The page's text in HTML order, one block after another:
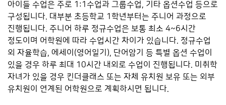
아이들 수업은 주로 1:1수업과 그룹수업, 기타 옵션수업 등으로
구성됩니다. 대부분 초등학교 1학년부터는 주니어 과정으로
진행됩니다. 주니어 하루 정규수업은 보통 최소 4~6시간
정도이며 어학원에 따라 수업시간 차이가 있습니다. 정규수업
외 자율학습, 에세이(영어일기), 단어암기 등 특별 옵션 수업이
있을 경우 하루 최대 10시간 내외로 수업이 진행됩니다. 미취학
자녀가 있을 경우 킨더클래스 또는 자체 유치원 보유 또는 외부
유치원이 연계된 어학원으로 계획하시면 됩니다.